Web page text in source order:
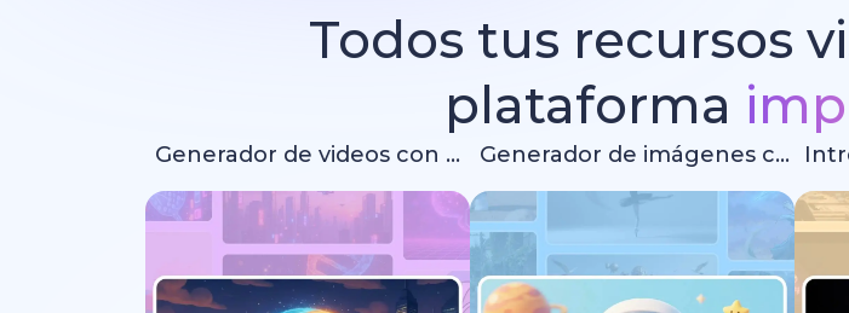
Todos tus recursos
plataforma
Generador de videos con IA Generador de imágenes con IA